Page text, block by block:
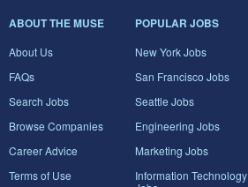
ABOUT THE MUSE
About Us
FAQs
Search Jobs
Browse Companies
Career Advice
Terms of Use
POPULAR JOBS
New York Jobs
San Francisco Jobs
Seattle Jobs
Engineering Jobs
Marketing Jobs
Information Technology